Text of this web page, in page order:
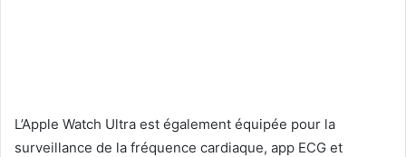
L’Apple Watch Ultra est également équipée pour la
surveillance de la fréquence cardiaque, app ECG et